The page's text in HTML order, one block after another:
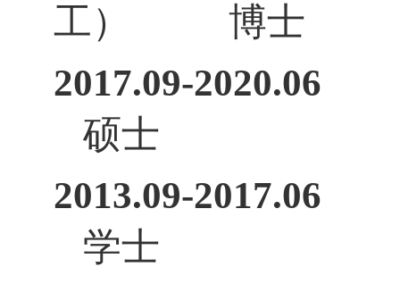
工）
博士
2017.09-2020.06
硕士
2013.09-2017.06
学士